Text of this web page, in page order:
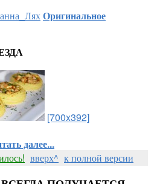
Оригинальное
[700x392]
далее...
вверх^ к полной версии